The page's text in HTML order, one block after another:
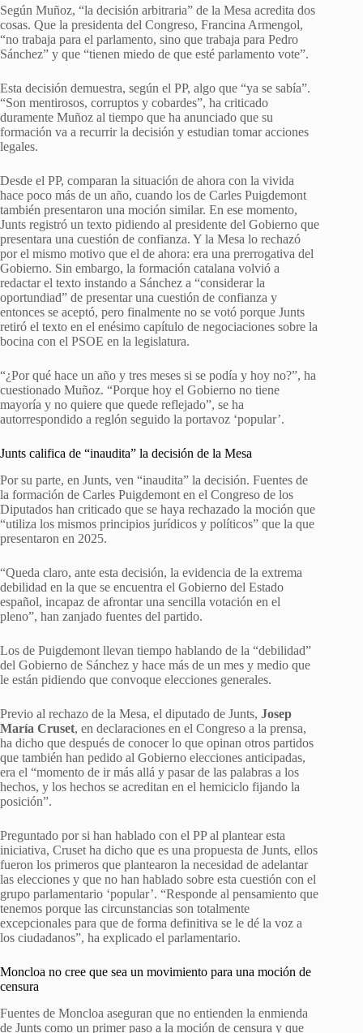
Según Muñoz, “la decisión arbitraria” de la Mesa acredita dos
cosas. Que la presidenta del Congreso, Francina Armengol,
“no trabaja para el parlamento, sino que trabaja para Pedro
Sánchez” y que “tienen miedo de que esté parlamento vote”.
Esta decisión demuestra, según el PP, algo que “ya se sabía”.
“Son mentirosos, corruptos y cobardes”, ha criticado
duramente Muñoz al tiempo que ha anunciado que su
formación va a recurrir la decisión y estudian tomar acciones
legales.
Desde el PP, comparan la situación de ahora con la vivida
hace poco más de un año, cuando los de Carles Puigdemont
también presentaron una moción similar. En ese momento,
Junts registró un texto pidiendo al presidente del Gobierno que
presentara una cuestión de confianza. Y la Mesa lo rechazó
por el mismo motivo que el de ahora: era una prerrogativa del
Gobierno. Sin embargo, la formación catalana volvió a
redactar el texto instando a Sánchez a “considerar la
oportundiad” de presentar una cuestión de confianza y
entonces se aceptó, pero finalmente no se votó porque Junts
retiró el texto en el enésimo capítulo de negociaciones sobre la
bocina con el PSOE en la legislatura.
“¿Por qué hace un año y tres meses si se podía y hoy no?”, ha
cuestionado Muñoz. “Porque hoy el Gobierno no tiene
mayoría y no quiere que quede reflejado”, se ha
autorrespondido a reglón seguido la portavoz ‘popular’.
Junts califica de “inaudita” la decisión de la Mesa
Por su parte, en Junts, ven “inaudita” la decisión. Fuentes de
la formación de Carles Puigdemont en el Congreso de los
Diputados han criticado que se haya rechazado la moción que
“utiliza los mismos principios jurídicos y políticos” que la que
presentaron en 2025.
“Queda claro, ante esta decisión, la evidencia de la extrema
debilidad en la que se encuentra el Gobierno del Estado
español, incapaz de afrontar una sencilla votación en el
pleno”, han zanjado fuentes del partido.
Los de Puigdemont llevan tiempo hablando de la “debilidad”
del Gobierno de Sánchez y hace más de un mes y medio que
le están pidiendo que convoque elecciones generales.
Previo al rechazo de la Mesa, el diputado de Junts, Josep
María Cruset, en declaraciones en el Congreso a la prensa,
ha dicho que después de conocer lo que opinan otros partidos
que también han pedido al Gobierno elecciones anticipadas,
era el “momento de ir más allá y pasar de las palabras a los
hechos, y los hechos se acreditan en el hemiciclo fijando la
posición”.
Preguntado por si han hablado con el PP al plantear esta
iniciativa, Cruset ha dicho que es una propuesta de Junts, ellos
fueron los primeros que plantearon la necesidad de adelantar
las elecciones y que no han hablado sobre esta cuestión con el
grupo parlamentario ‘popular’. “Responde al pensamiento que
tenemos porque las circunstancias son totalmente
excepcionales para que de forma definitiva se le dé la voz a
los ciudadanos”, ha explicado el parlamentario.
Moncloa no cree que sea un movimiento para una moción de
censura
Fuentes de Moncloa aseguran que no entienden la enmienda
de Junts como un primer paso a la moción de censura y que